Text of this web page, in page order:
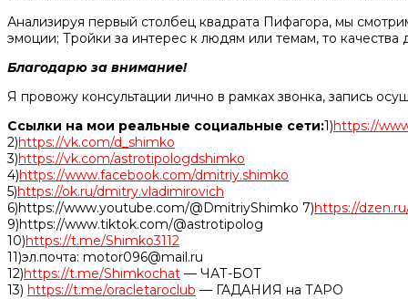
Анализируя первый столбец квадрата Пифагора, мы
эмоции; Тройки за интерес к людям или темам, то
Благодарю за внимание!
Я провожу консультации лично в рамках звонка, запись
Ссылки на мои реальные социальные сети:1)https://
2)https://vk.com/d_shimko
3)https://vk.com/astrotipologdshimko
4)https://www.facebook.com/dmitriy.shimko
5)https://ok.ru/dmitry.vladimirovich
6)https://www.youtube.com/@DmitriyShimko 7)https://
9)https://www.tiktok.com/@astrotipolog
10)https://t.me/Shimko3112
11)эл.почта: motor096@mail.ru
12)https://t.me/Shimkochat — ЧАТ-БОТ
13) https://t.me/oracletaroclub — ГАДАНИЯ на ТАРО